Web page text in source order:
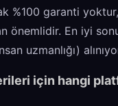
%100 garanti
önemlidir. En iyi
uzmanlığı)
için hangi